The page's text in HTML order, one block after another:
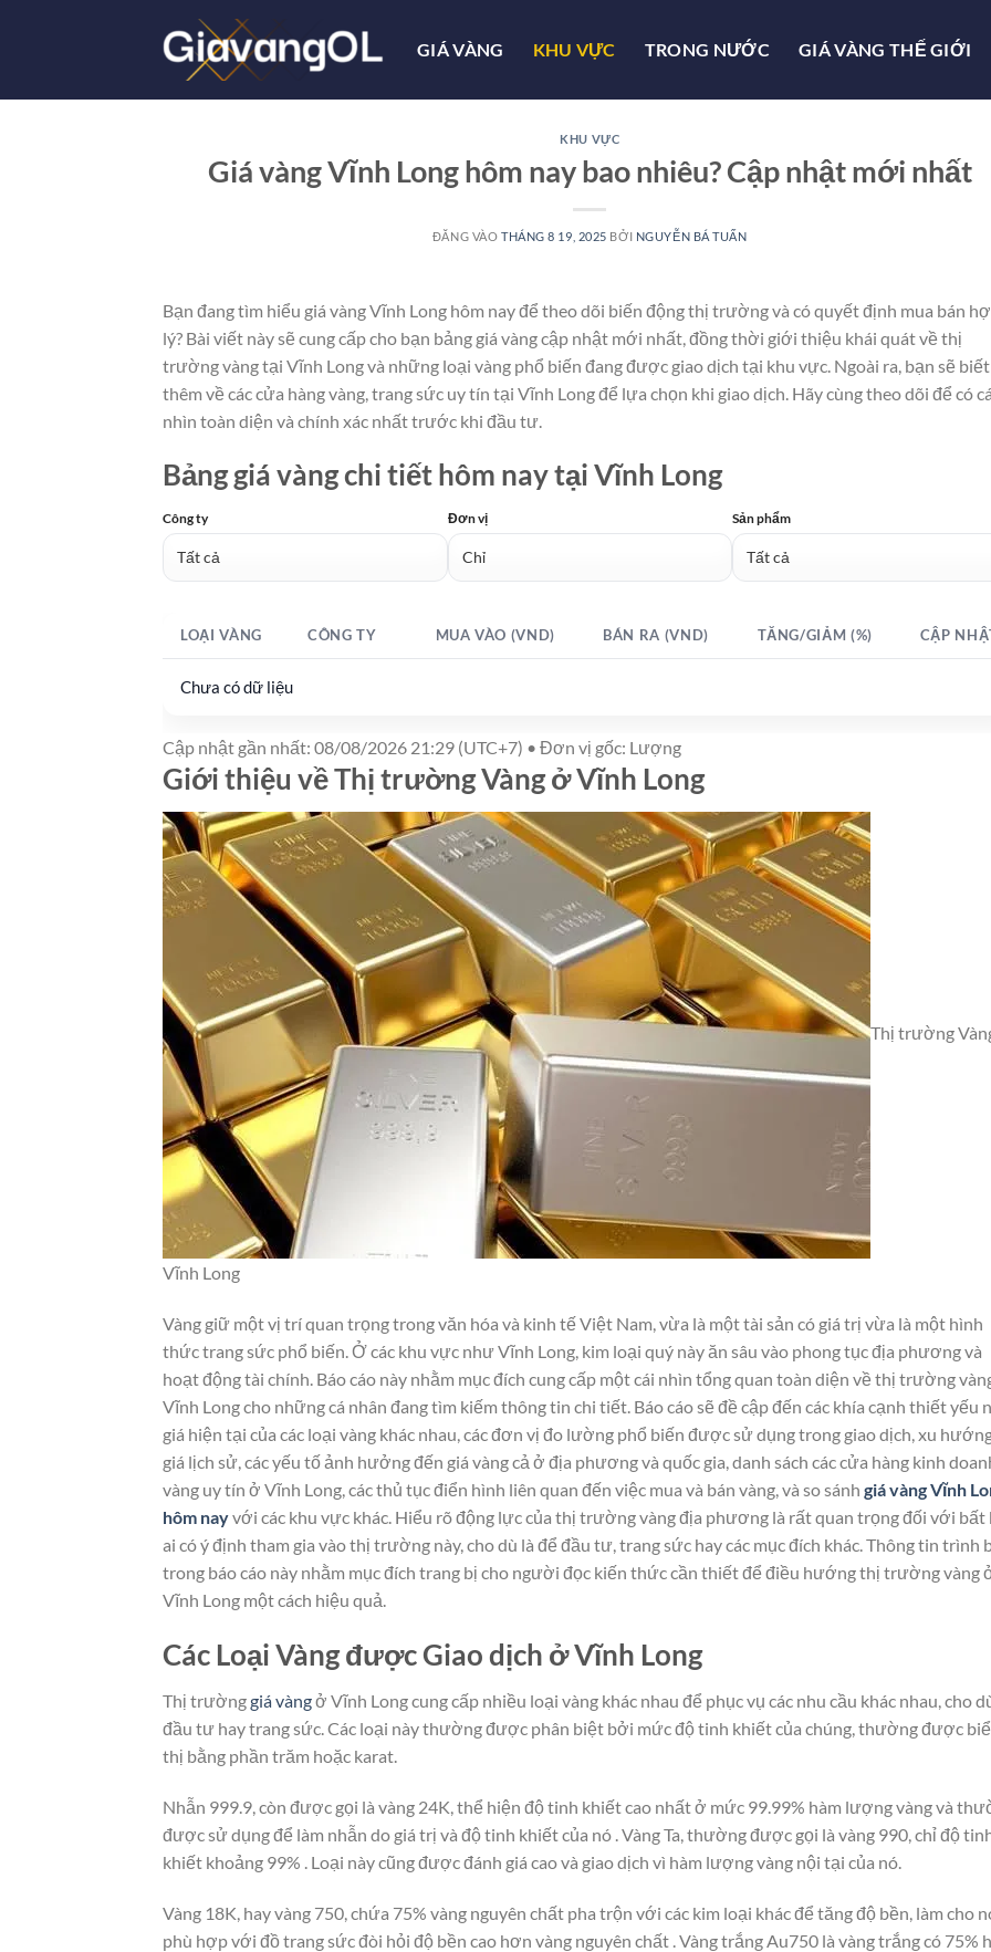
dung
GIÁ VÀNG KHU VỰC TRONG NƯỚC GIÁ VÀNG THẾ GIỚI
KHU VỰC
Giá vàng Vĩnh Long hôm nay bao nhiêu? Cập nhật mới nhất
ĐĂNG VÀO THÁNG 8 19, 2025 BỞI NGUYỄN BÁ TUẤN
Bạn đang tìm hiểu giá vàng Vĩnh Long hôm nay để theo dõi biến động thị trường và có quyết định mua bán
lý? Bài viết này sẽ cung cấp cho bạn bảng giá vàng cập nhật mới nhất, đồng thời giới thiệu khái quát về thị
trường vàng tại Vĩnh Long và những loại vàng phổ biến đang được giao dịch tại khu vực. Ngoài ra, bạn sẽ biết
thêm về các cửa hàng vàng, trang sức uy tín tại Vĩnh Long để lựa chọn khi giao dịch. Hãy cùng theo dõi để có
nhìn toàn diện và chính xác nhất trước khi đầu tư.
Bảng giá vàng chi tiết hôm nay tại Vĩnh Long
Công ty Đơn vị Sản phẩm
LOẠI VÀNG CÔNG TY MUA VÀO (VND) BÁN RA (VND) TĂNG/GIẢM (%) CẬP
Chưa có dữ liệu
Cập nhật gần nhất: 08/08/2026 21:29 (UTC+7) • Đơn vị gốc: Lượng
Giới thiệu về Thị trường Vàng ở Vĩnh Long
Thị trường
Vĩnh Long
Vàng giữ một vị trí quan trọng trong văn hóa và kinh tế Việt Nam, vừa là một tài sản có giá trị vừa là một hình
thức trang sức phổ biến. Ở các khu vực như Vĩnh Long, kim loại quý này ăn sâu vào phong tục địa phương và
hoạt động tài chính. Báo cáo này nhằm mục đích cung cấp một cái nhìn tổng quan toàn diện về thị trường
Vĩnh Long cho những cá nhân đang tìm kiếm thông tin chi tiết. Báo cáo sẽ đề cập đến các khía cạnh thiết yếu
giá hiện tại của các loại vàng khác nhau, các đơn vị đo lường phổ biến được sử dụng trong giao dịch, xu
giá lịch sử, các yếu tố ảnh hưởng đến giá vàng cả ở địa phương và quốc gia, danh sách các cửa hàng kinh
vàng uy tín ở Vĩnh Long, các thủ tục điển hình liên quan đến việc mua và bán vàng, và so sánh giá vàng Vĩnh
hôm nayvới các khu vực khác. Hiểu rõ động lực của thị trường vàng địa phương là rất quan trọng đối với bất
ai có ý định tham gia vào thị trường này, cho dù là để đầu tư, trang sức hay các mục đích khác. Thông tin trình
trong báo cáo này nhằm mục đích trang bị cho người đọc kiến thức cần thiết để điều hướng thị trường vàng
Vĩnh Long một cách hiệu quả.
Các Loại Vàng được Giao dịch ở Vĩnh Long
Thị trườnggiá vàngở Vĩnh Long cung cấp nhiều loại vàng khác nhau để phục vụ các nhu cầu khác nhau, cho
đầu tư hay trang sức. Các loại này thường được phân biệt bởi mức độ tinh khiết của chúng, thường được
thị bằng phần trăm hoặc karat.
Nhẫn 999.9, còn được gọi là vàng 24K, thể hiện độ tinh khiết cao nhất ở mức 99.99% hàm lượng vàng và
được sử dụng để làm nhẫn do giá trị và độ tinh khiết của nó . Vàng Ta, thường được gọi là vàng 990, chỉ độ
khiết khoảng 99% . Loại này cũng được đánh giá cao và giao dịch vì hàm lượng vàng nội tại của nó.
Vàng 18K, hay vàng 750, chứa 75% vàng nguyên chất pha trộn với các kim loại khác để tăng độ bền, làm cho
phù hợp với đồ trang sức đòi hỏi độ bền cao hơn vàng nguyên chất . Vàng trắng Au750 là vàng trắng có 75%